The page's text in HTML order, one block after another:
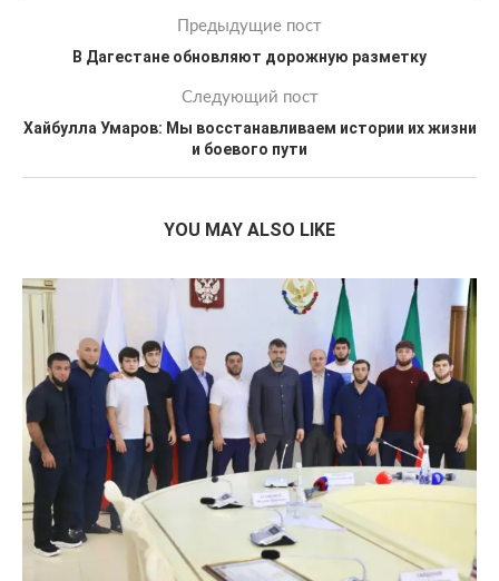
Предыдущие пост
В Дагестане обновляют дорожную разметку
Следующий пост
Хайбулла Умаров: Мы восстанавливаем истории их жизни
и боевого пути
YOU MAY ALSO LIKE